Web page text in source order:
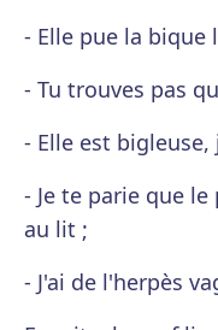
- Elle pue la bique
- Tu trouves pas
- Elle est
- Je te parie que
au lit ;
- J'ai de l'herpès